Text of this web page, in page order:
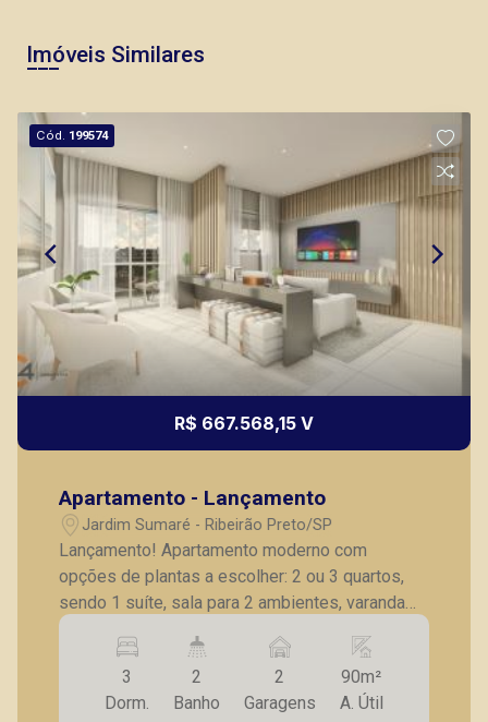
Imóveis Similares
Cód. 199574
R$ 667.568,15 V
Apartamento - Lançamento
Jardim Sumaré - Ribeirão Preto/SP
Lançamento! Apartamento moderno com
opções de plantas a escolher: 2 ou 3 quartos,
sendo 1 suíte, sala para 2 ambientes, varanda
gourmet, cozinha, lavanderia, 2 vagas duplas ou
1 vaga simples de garagens, mais 1 simples
para moto. Entrega prevista: Setembro de 2024.
Consultar tabelas e unidades atualizadas.
3
Dorm.
2
Banho
2
Garagens
90m²
A. Útil